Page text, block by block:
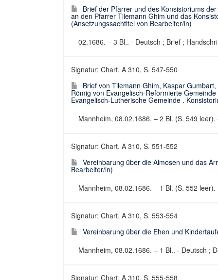
Brief der Pfarrer und des Konsistoriums
an den Pfarrer Tilemann Ghim und das
(Ansetzungssachtitel von Bearbeiter/in)
02.1686. – 3 Bl.. - Deutsch ; Brief ;
Signatur: Chart. A 310, S. 547-550
Brief von Tilemann Ghim, Kaspar
Römig von Evangelisch-Reformierte
Evangelisch-Lutherische Gemeinde .
Mannheim, 08.02.1686. – 2 Bl. (S. 549
Signatur: Chart. A 310, S. 551-552
Vereinbarung über die Almosen und das
Bearbeiter/in)
Mannheim, 08.02.1686. – 1 Bl. (S. 552
Signatur: Chart. A 310, S. 553-554
Vereinbarung über die Ehen und
Mannheim, 08.02.1686. – 1 Bl.. - Deutsch ;
Signatur: Chart. A 310, S. 555-558